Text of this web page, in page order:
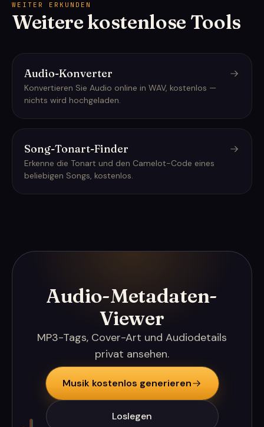
WEITER ERKUNDEN
Weitere kostenlose Tools
Audio-Konverter
Konvertieren Sie Audio online in WAV, kostenlos —
nichts wird hochgeladen.
Song-Tonart-Finder
Erkenne die Tonart und den Camelot-Code eines
beliebigen Songs, kostenlos.
Audio-Metadaten-
Viewer
MP3-Tags, Cover-Art und Audiodetails
privat ansehen.
Musik kostenlos generieren
Loslegen